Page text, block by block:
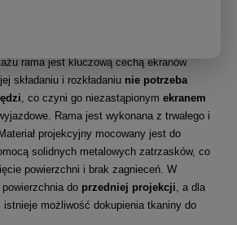
szybki montaż
rama jest kluczową cechą ekranów
składaniu i rozkładaniu nie potrzeba
, co czyni go niezastąpionym ekranem
Rama jest wykonana z trwałego i
projekcyjny mocowany jest do
solidnych metalowych zatrzasków, co
powierzchni i brak zagnieceń. W
do przedniej projekcji, a dla
możliwość dokupienia tkaniny do